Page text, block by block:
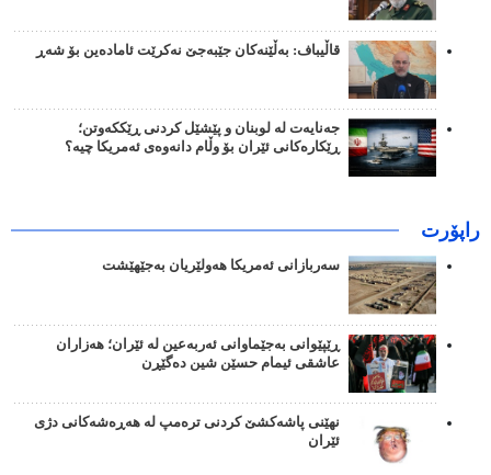
قاڵیباف: بەڵێنەکان جێبەجێ نەکرێت ئامادەین بۆ شەڕ
جەنایەت لە لوبنان و پێشێل کردنی ڕێککەوتن؛
ڕێکارەکانی ئێران بۆ وڵام دانەوەی ئەمریکا چیە؟
راپۆرت
سەربازانی ئەمریکا هەولێریان بەجێهێشت
ڕێپێوانی بەجێماوانی ئەربەعین لە ئێران؛ هەزاران
عاشقی ئیمام حسێن شین دەگێڕن
نهێنی پاشەکشێ کردنی ترەمپ لە هەڕەشەکانی دژی
ئێران